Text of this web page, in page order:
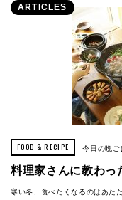
ARTICLES
FOOD & RECIPE 今日の晩ご
料理家さんに教わっ
寒い冬、食べたくなるのはあた